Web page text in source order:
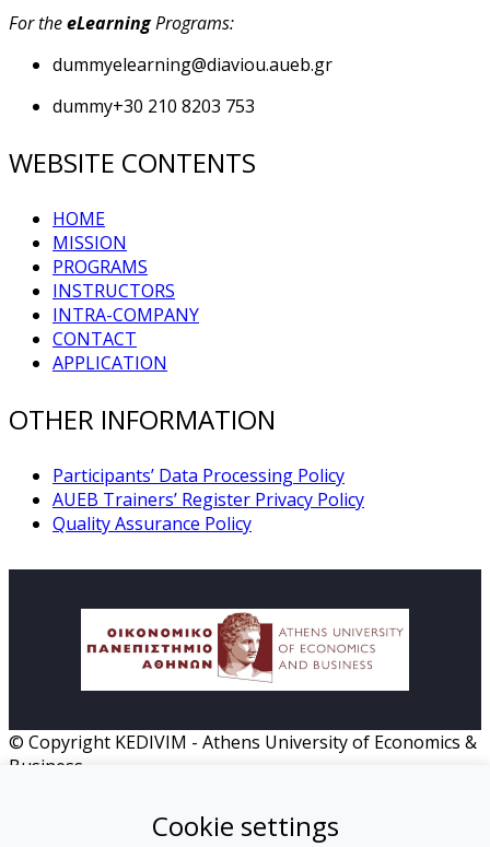
For theeLearningPrograms:
dummyelearning@diaviou.aueb.gr
dummy+30 210 8203 753
WEBSITE CONTENTS
HOME
MISSION
PROGRAMS
INSTRUCTORS
INTRA-COMPANY
CONTACT
APPLICATION
OTHER INFORMATION
Participants’ Data Processing Policy
AUEB Trainers’ Register Privacy Policy
Quality Assurance Policy
© Copyright KEDIVIM - Athens University of Economics &
Business
Cookie settings